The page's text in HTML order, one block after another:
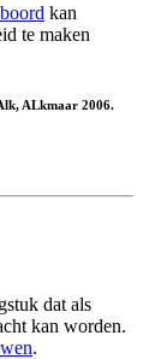
boord kan
te maken
ALkmaar 2006.
dat als
kan worden.
.